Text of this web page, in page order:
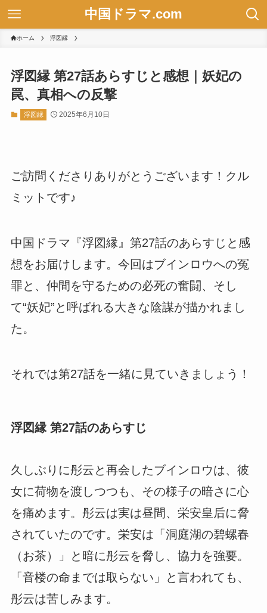
中国ドラマ.com
ホーム 浮図縁
浮図縁 第27話あらすじと感想｜妖妃の
罠、真相への反撃
浮図縁 2025年6月10日
ご訪問くださりありがとうございます！クル
ミットです♪
中国ドラマ『浮図縁』第27話のあらすじと感
想をお届けします。今回はブインロウへの冤
罪と、仲間を守るための必死の奮闘、そし
て“妖妃”と呼ばれる大きな陰謀が描かれまし
た。
それでは第27話を一緒に見ていきましょう！
浮図縁 第27話のあらすじ
久しぶりに彤云と再会したブインロウは、彼
女に荷物を渡しつつも、その様子の暗さに心
を痛めます。彤云は実は昼間、栄安皇后に脅
されていたのです。栄安は「洞庭湖の碧螺春
（お茶）」と暗に彤云を脅し、協力を強要。
「音楼の命までは取らない」と言われても、
彤云は苦しみます。